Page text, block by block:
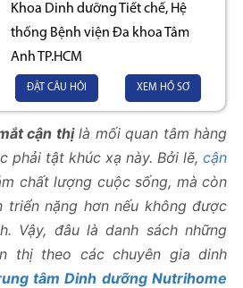
Khoa Dinh dưỡng Tiết chế, Hệ
thống Bệnh viện Đa khoa Tâm
Anh TP.HCM
ĐẶT CÂU HỎI XEM HỒ SƠ
cận thịlà mối quan tâm hàng
phải tật khúc xạ này. Bởi lẽ, cận
chất lượng cuộc sống, mà còn
triển nặng hơn nếu không được
Vậy, đâu là danh sách những
thị theo các chuyên gia dinh
tâm Dinh dưỡng Nutrihome